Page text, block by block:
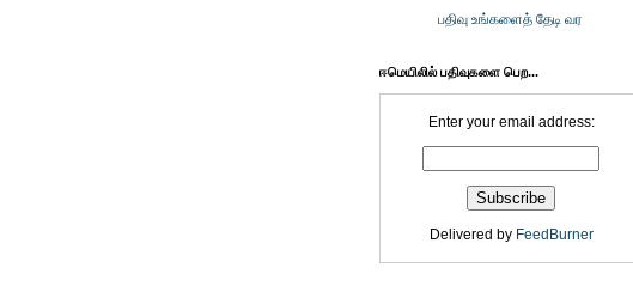
பதிவு உங்களைத் தேடி வர
ஈமெயிலில் பதிவுகளை பெற...
Enter your email address:
Delivered by FeedBurner